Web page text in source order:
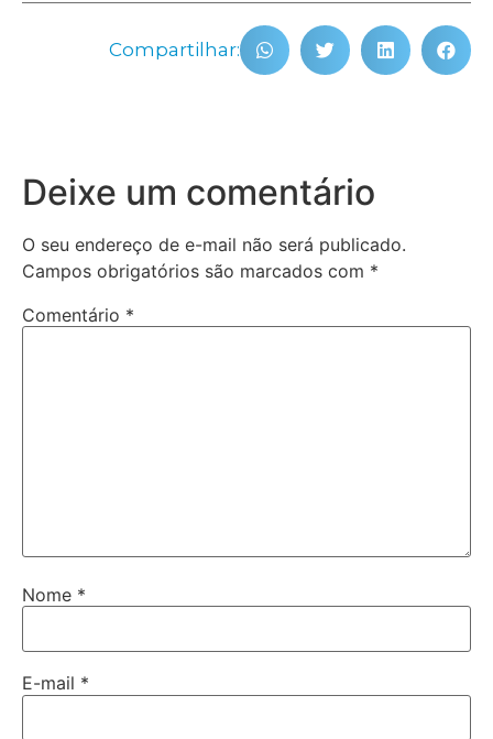
Compartilhar:
Deixe um comentário
O seu endereço de e-mail não será publicado.
Campos obrigatórios são marcados com *
Comentário *
Nome *
E-mail *